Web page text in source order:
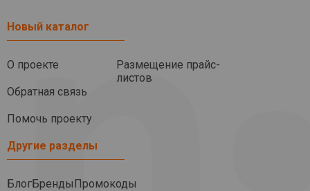
Новый каталог
О проекте
Обратная связь
Помочь проекту
Размещение прайс-
листов
Другие разделы
БлогБрендыПромокоды